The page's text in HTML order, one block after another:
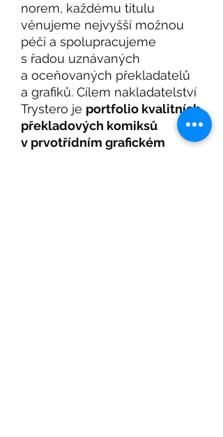
norem, každému titulu
věnujeme nejvyšší možnou
péči a spolupracujeme
s řadou uznávaných
a oceňovaných překladatelů
a grafiků. Cílem nakladatelství
Trystero je portfolio kvalitních
překladových komiksů
v prvotřídním grafickém